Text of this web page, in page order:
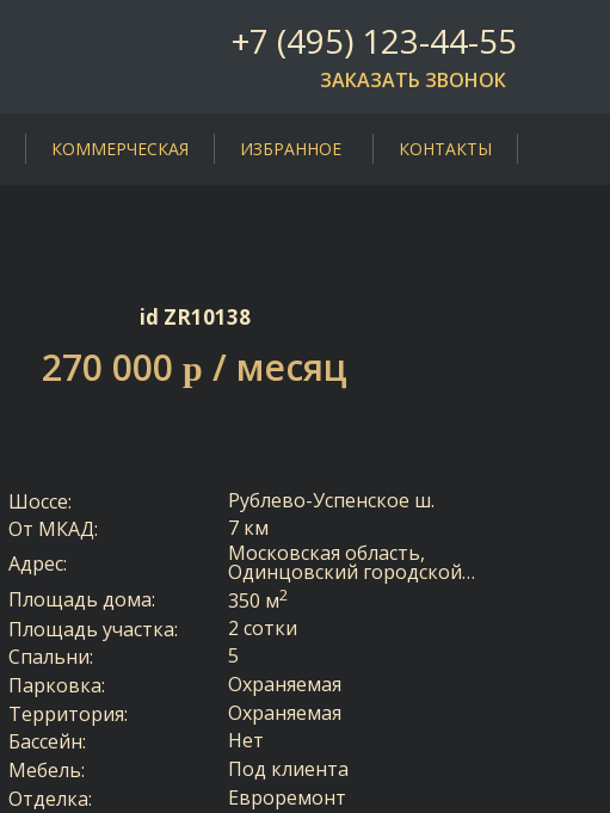
+7 (495) 123-44-55
ЗАКАЗАТЬ ЗВОНОК
КОММЕРЧЕСКАЯ ИЗБРАННОЕ КОНТАКТЫ
id ZR10138
270 000 p / месяц
Шоссе:
Рублево-Успенское ш.
От МКАД:
7 км
Адрес:
Московская область,
Одинцовский городской…
Площадь дома:
350 м2
Площадь участка:
2 сотки
Спальни:
5
Парковка:
Охраняемая
Территория:
Охраняемая
Бассейн:
Нет
Мебель:
Под клиента
Отделка:
Евроремонт